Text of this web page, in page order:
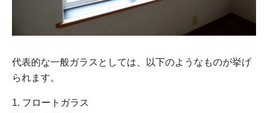
代表的な一般ガラスとしては、以下のようなものが挙げ
られます。
1. フロートガラス